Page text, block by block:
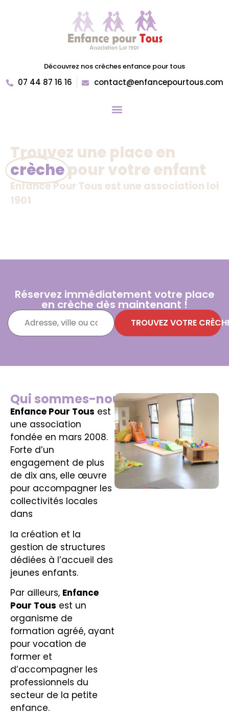
Découvrez nos crèches enfance pour tous
07 44 87 16 16 contact@enfancepourtous.com
Trouvez une place en
crèchepour votre enfant
Enfance Pour Tous est une association loi
1901
Réservez immédiatement votre place
en crèche dès maintenant !
TROUVEZ VOTRE
Qui sommes-nous ?
Enfance Pour Tous est
une association
fondée en mars 2008.
Forte d’un
engagement de plus
de dix ans, elle œuvre
pour accompagner les
collectivités locales
dans
la création et la
gestion de structures
dédiées à l’accueil des
jeunes enfants.
Par ailleurs, Enfance
Pour Tous est un
organisme de
formation agréé, ayant
pour vocation de
former et
d’accompagner les
professionnels du
secteur de la petite
enfance.